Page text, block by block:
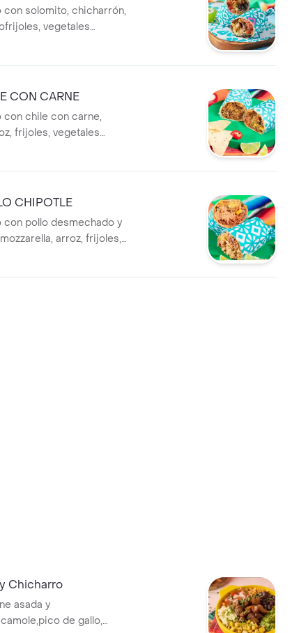
con solomito, chicharrón,
vegetales
crema agria y
CON CARNE
con chile con carne,
frijoles, vegetales
crema agria y
CHIPOTLE
con pollo desmechado y
arroz, frijoles,
crema
Chicharro
asada y
de gallo,